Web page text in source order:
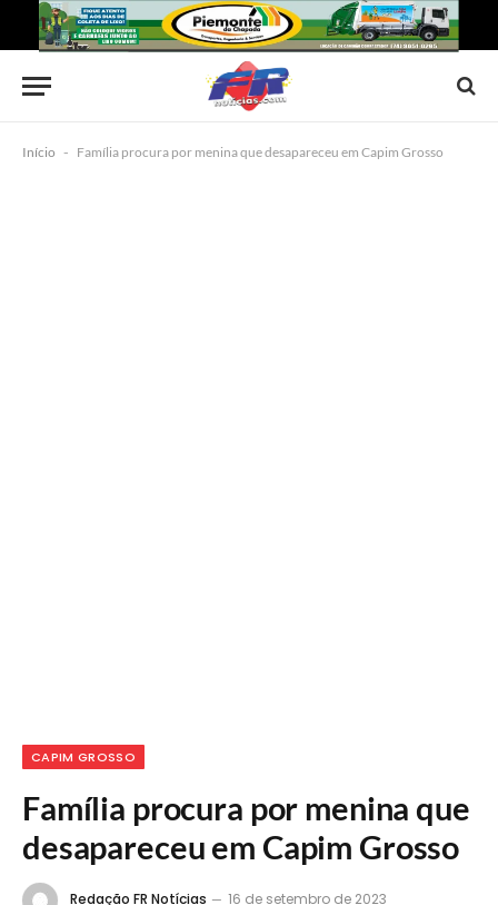
Início - Família procura por menina que desapareceu em Capim Grosso
CAPIM GROSSO
Família procura por menina que
desapareceu em Capim Grosso
Redação FR Notícias
16 de setembro de 2023